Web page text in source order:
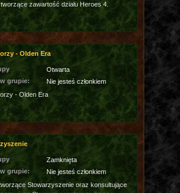
zawartość działu Heroes 4.
- Olden Era
Otwarta
grupie:
Nie jesteś członkiem
- Olden Era
Zamknięta
grupie:
Nie jesteś członkiem
Stowarzyszenie oraz konsultujące